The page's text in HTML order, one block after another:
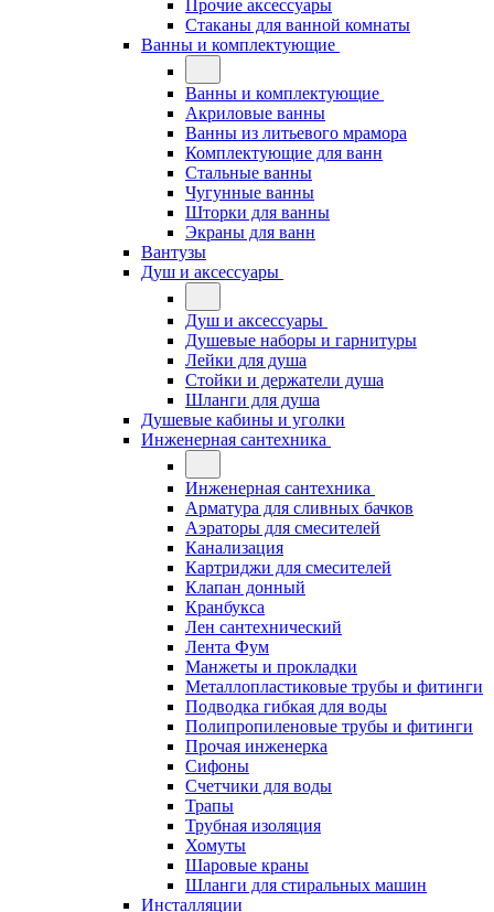
Прочие аксессуары
Стаканы для ванной комнаты
Ванны и комплектующие
Ванны и комплектующие
Акриловые ванны
Ванны из литьевого мрамора
Комплектующие для ванн
Стальные ванны
Чугунные ванны
Шторки для ванны
Экраны для ванн
Вантузы
Душ и аксессуары
Душ и аксессуары
Душевые наборы и гарнитуры
Лейки для душа
Стойки и держатели душа
Шланги для душа
Душевые кабины и уголки
Инженерная сантехника
Инженерная сантехника
Арматура для сливных бачков
Аэраторы для смесителей
Канализация
Картриджи для смесителей
Клапан донный
Кранбукса
Лен сантехнический
Лента Фум
Манжеты и прокладки
Металлопластиковые трубы и фитинги
Подводка гибкая для воды
Полипропиленовые трубы и фитинги
Прочая инженерка
Сифоны
Счетчики для воды
Трапы
Трубная изоляция
Хомуты
Шаровые краны
Шланги для стиральных машин
Инсталляции